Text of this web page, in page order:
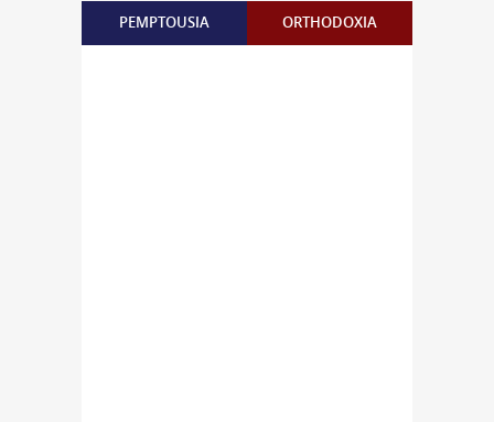
PEMPTOUSIA ORTHODOXIA